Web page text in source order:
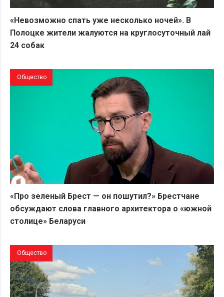
«Невозможно спать уже несколько ночей». В
Полоцке жители жалуются на круглосуточный лай
24 собак
Общество
«Про зеленый Брест — он пошутил?» Брестчане
обсуждают слова главного архитектора о «южной
столице» Беларуси
Общество